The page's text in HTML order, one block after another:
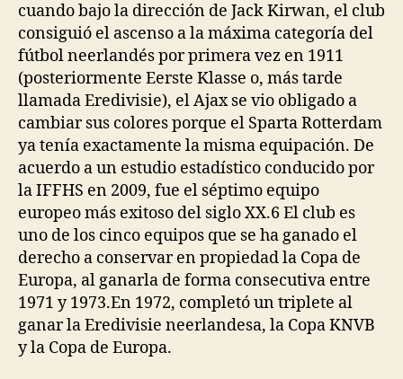
cuando bajo la dirección de Jack Kirwan, el club
consiguió el ascenso a la máxima categoría del
fútbol neerlandés por primera vez en 1911
(posteriormente Eerste Klasse o, más tarde
llamada Eredivisie), el Ajax se vio obligado a
cambiar sus colores porque el Sparta Rotterdam
ya tenía exactamente la misma equipación. De
acuerdo a un estudio estadístico conducido por
la IFFHS en 2009, fue el séptimo equipo
europeo más exitoso del siglo XX.6 El club es
uno de los cinco equipos que se ha ganado el
derecho a conservar en propiedad la Copa de
Europa, al ganarla de forma consecutiva entre
1971 y 1973.En 1972, completó un triplete al
ganar la Eredivisie neerlandesa, la Copa KNVB
y la Copa de Europa.